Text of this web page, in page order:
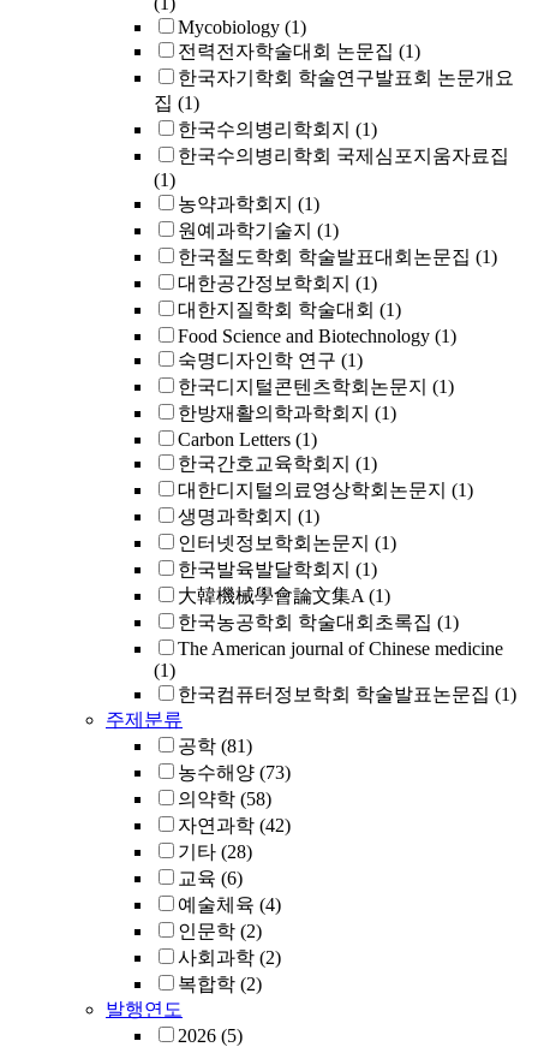
Mycobiology (1)
전력전자학술대회 논문집 (1)
한국자기학회 학술연구발표회 논문개요
집 (1)
한국수의병리학회지 (1)
한국수의병리학회 국제심포지움자료집
(1)
농약과학회지 (1)
원예과학기술지 (1)
한국철도학회 학술발표대회논문집 (1)
대한공간정보학회지 (1)
대한지질학회 학술대회 (1)
Food Science and Biotechnology (1)
숙명디자인학 연구 (1)
한국디지털콘텐츠학회논문지 (1)
한방재활의학과학회지 (1)
Carbon Letters (1)
한국간호교육학회지 (1)
대한디지털의료영상학회논문지 (1)
생명과학회지 (1)
인터넷정보학회논문지 (1)
한국발육발달학회지 (1)
大韓機械學會論文集A (1)
한국농공학회 학술대회초록집 (1)
The American journal of Chinese medicine
(1)
한국컴퓨터정보학회 학술발표논문집 (1)
주제분류
공학 (81)
농수해양 (73)
의약학 (58)
자연과학 (42)
기타 (28)
교육 (6)
예술체육 (4)
인문학 (2)
사회과학 (2)
복합학 (2)
발행연도
2026 (5)